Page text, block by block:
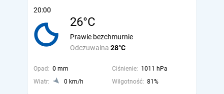
20:00
26°C
Odczuwalna 28°C
Prawie bezchmurnie
Opad: 0 mm Ciśnienie: 1011 hPa
Wiatr:
0 km/h Wilgotność: 81%